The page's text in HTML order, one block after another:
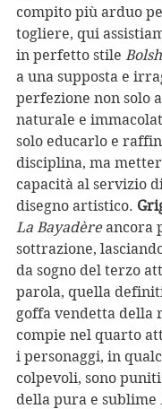
compito più arduo
togliere, qui
in perfetto stile
a una supposta e
perfezione non solo
naturale e
solo educarlo e
disciplina, ma
capacità al servizio
disegno artistico.
La Bayadère ancora
sottrazione,
da sogno del terzo
parola, quella
goffa vendetta della
compie nel quarto
i personaggi, in
colpevoli, sono
della pura e sublime